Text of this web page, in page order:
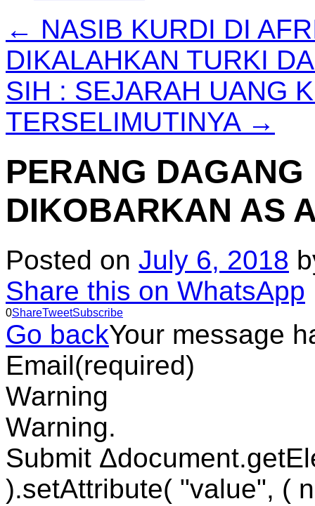
← NASIB KURDI DI
DIKALAHKAN TURKI
SIH : SEJARAH UANG
TERSELIMUTINYA →
PERANG
DIKOBARKAN AS
Posted on July 6, 2018
Share this on WhatsApp
0ShareTweetSubscribe
Go backYour message
Email(required)
Warning
Warning.
Submit
).setAttribute( "value", (